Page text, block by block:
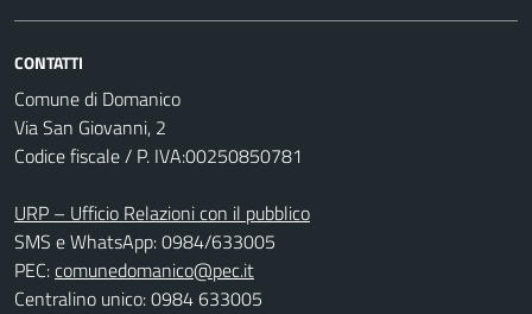
CONTATTI
Comune di Domanico
Via San Giovanni, 2
Codice fiscale / P. IVA:00250850781
URP – Ufficio Relazioni con il pubblico
SMS e WhatsApp: 0984/633005
PEC:comunedomanico@pec.it
Centralino unico: 0984 633005